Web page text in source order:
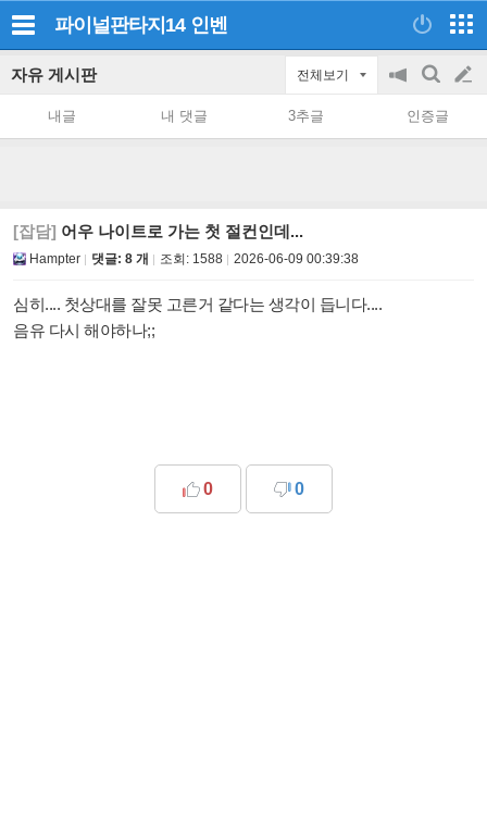
파이널판타지14 인벤
자유 게시판 전체보기
공
on/off
검
색
글
쓰
내글 내 댓글 3추글 인증글
[잡담] 어우 나이트로 가는 첫 절컨인데...
Hampter 댓글: 8 개 조회: 1588 2026-06-09 00:39:38
심히.... 첫상대를 잘못 고른거 같다는 생각이 듭니다....
음유 다시 해야하나;;
0 0